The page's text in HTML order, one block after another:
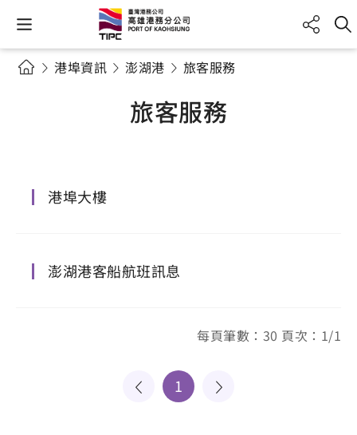
港埠資訊 澎湖港 旅客服務
旅客服務
港埠大樓
澎湖港客船航班訊息
每頁筆數：30 頁次：1/1
1